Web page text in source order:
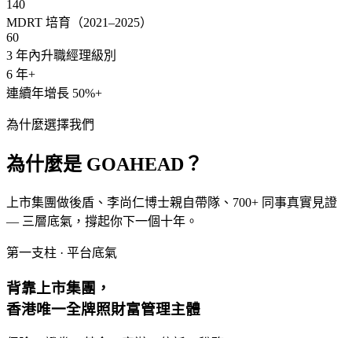
05·TRAINING
培訓零系統 · 全靠師父隨緣帶
父帶徒方式不穩定，沒有沉澱可複製的
SOP，每次教新人都從零開始。
新人學習路徑 + 名師 MMTS / Kit Ho
Sir / 蘇律師全力帶教。
140
MDRT 培育（2021–2025）
60
3 年內升職經理級別
6 年+
連續年增長 50%+
為什麼選擇我們
為什麼是 GOAHEAD ？
上市集團做後盾、李尚仁博士親自帶隊、700+ 同事真實見證
— 三層底氣，撐起你下一個十年。
第一支柱 · 平台底氣
背靠上市集團 ，
香港唯一全牌照財富管理主體